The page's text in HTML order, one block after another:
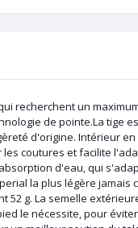
recherchent un
de pointe.La tige
d'origine. Intérieur
les coutures et facilite
d'eau, qui
la plus légère jamais
g. La semelle
le nécessite, pour